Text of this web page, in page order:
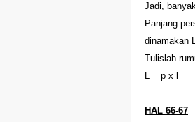
Jadi,
Panjang
dinamakan
Tulislah
L = p x l
HAL 66-67